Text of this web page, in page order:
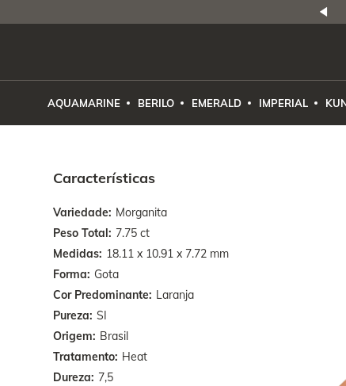
AQUAMARINE BERILO EMERALD IMPERIAL
Características
Variedade Morganita
Peso Total 7.75 ct
Medidas 18.11 x 10.91 x 7.72 mm
Forma Gota
Cor Predominante Laranja
Pureza SI
Origem Brasil
Tratamento Heat
Dureza 7,5